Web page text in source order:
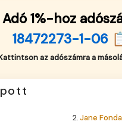
Adó 1%-hoz
18472273-1-06
az adószámra a
2.Jane Fonda